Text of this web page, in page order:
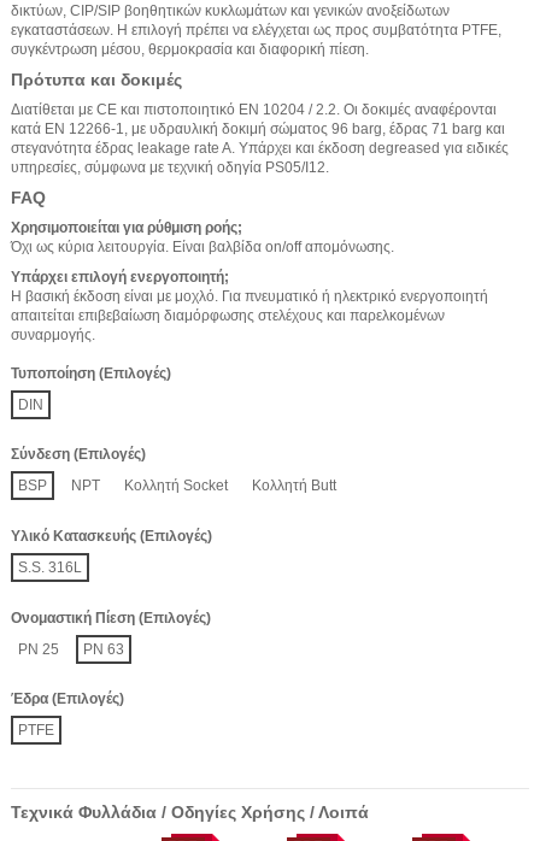
δικτύων, CIP/SIP βοηθητικών κυκλωμάτων και γενικών ανοξείδωτων
εγκαταστάσεων. Η επιλογή πρέπει να ελέγχεται ως προς συμβατότητα PTFE,
συγκέντρωση μέσου, θερμοκρασία και διαφορική πίεση.
Πρότυπα και δοκιμές
Διατίθεται με CE και πιστοποιητικό EN 10204 / 2.2. Οι δοκιμές αναφέρονται
κατά EN 12266-1, με υδραυλική δοκιμή σώματος 96 barg, έδρας 71 barg και
στεγανότητα έδρας leakage rate A. Υπάρχει και έκδοση degreased για ειδικές
υπηρεσίες, σύμφωνα με τεχνική οδηγία PS05/I12.
FAQ
Χρησιμοποιείται για ρύθμιση ροής;
Όχι ως κύρια λειτουργία. Είναι βαλβίδα on/off απομόνωσης.
Υπάρχει επιλογή ενεργοποιητή;
Η βασική έκδοση είναι με μοχλό. Για πνευματικό ή ηλεκτρικό ενεργοποιητή
απαιτείται επιβεβαίωση διαμόρφωσης στελέχους και παρελκομένων
συναρμογής.
Τυποποίηση (Επιλογές)
DIN
Σύνδεση (Επιλογές)
BSP
NPT Κολλητή Socket Κολλητή Butt
Υλικό Κατασκευής (Επιλογές)
S.S. 316L
Ονομαστική Πίεση (Επιλογές)
PN 25
PN 63
Έδρα (Επιλογές)
PTFE
Τεχνικά Φυλλάδια / Οδηγίες Χρήσης / Λοιπά